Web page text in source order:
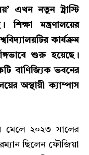
এখন নতুন ট্রাস্টি
মন্ত্রণালয়ের
কার্যক্রম
শুরু হয়েছে।
বাণিজ্যিক ভবনের
অস্থায়ী ক্যাম্পাস
মেলে ২০২৩ সালের
ছিলেন ফৌজিয়া